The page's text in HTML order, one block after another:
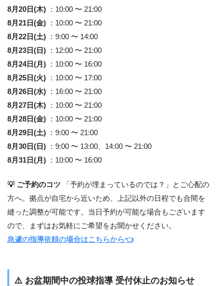
8月20日(木)
：10:00 〜 21:00
8月21日(金)
：10:00 〜 21:00
8月22日(土)
：9:00 〜 14:00
8月23日(日)
：12:00 〜 21:00
8月24日(月)
：10:00 〜 16:00
8月25日(火)
：10:00 〜 17:00
8月26日(水)
：16:00 〜 21:00
8月27日(木)
：10:00 〜 21:00
8月28日(金)
：10:00 〜 21:00
8月29日(土)
：9:00 〜 21:00
8月30日(日)
：9:00 〜 13:00、14:00 〜 21:00
8月31日(月)
：10:00 〜 16:00
💡 ご予約のコツ 「予約が埋まっているのでは？」とご心配の
方へ。拠点が自宅から近いため、上記以外の日程でも合間を
縫った調整が可能です。当日予約が可能な場合もございます
ので、まずはお気軽にご希望をお聞かせください。
急遽の指導依頼の場合はこちらから👈
⚠️ お盆期間中の投球指導 受付休止のお知らせ